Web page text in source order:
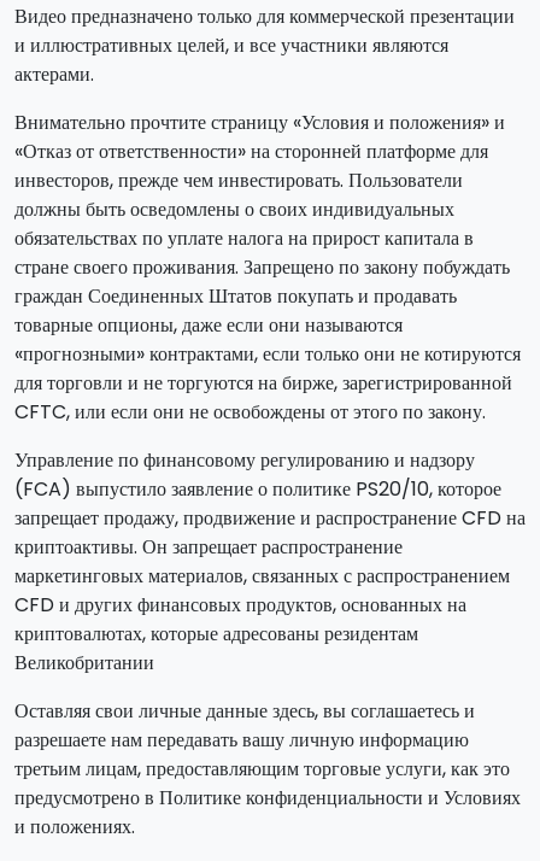
Видео предназначено только для коммерческой презентации
и иллюстративных целей, и все участники являются
актерами.
Внимательно прочтите страницу «Условия и положения» и
«Отказ от ответственности» на сторонней платформе для
инвесторов, прежде чем инвестировать. Пользователи
должны быть осведомлены о своих индивидуальных
обязательствах по уплате налога на прирост капитала в
стране своего проживания. Запрещено по закону побуждать
граждан Соединенных Штатов покупать и продавать
товарные опционы, даже если они называются
«прогнозными» контрактами, если только они не котируются
для торговли и не торгуются на бирже, зарегистрированной
CFTC, или если они не освобождены от этого по закону.
Управление по финансовому регулированию и надзору
(FCA) выпустило заявление о политике PS20/10, которое
запрещает продажу, продвижение и распространение CFD на
криптоактивы. Он запрещает распространение
маркетинговых материалов, связанных с распространением
CFD и других финансовых продуктов, основанных на
криптовалютах, которые адресованы резидентам
Великобритании
Оставляя свои личные данные здесь, вы соглашаетесь и
разрешаете нам передавать вашу личную информацию
третьим лицам, предоставляющим торговые услуги, как это
предусмотрено в Политике конфиденциальности и Условиях
и положениях.